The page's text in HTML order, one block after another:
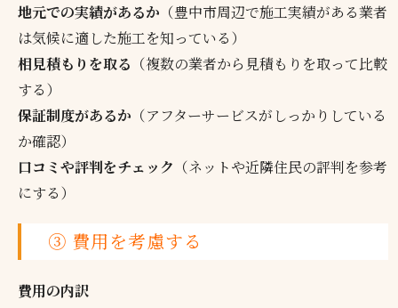
地元での実績があるか （豊中市周辺で施工実績がある業者
は気候に適した施工を知っている）
相見積もりを取る （複数の業者から見積もりを取って比較
する）
保証制度があるか （アフターサービスがしっかりしている
か確認）
口コミや評判をチェック （ネットや近隣住民の評判を参考
にする）
③ 費用を考慮する
費用の内訳